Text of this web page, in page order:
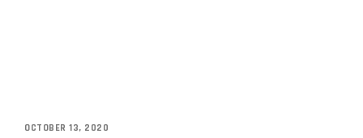
OCTOBER 13, 2020